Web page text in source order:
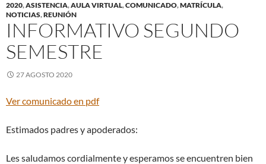
2020,ASISTENCIA,AULA VIRTUAL,COMUNICADO,MATRÍCULA,
NOTICIAS,REUNIÓN
INFORMATIVO SEGUNDO
SEMESTRE
27 AGOSTO 2020
Ver comunicado en pdf
Estimados padres y apoderados:
Les saludamos cordialmente y esperamos se encuentren bien